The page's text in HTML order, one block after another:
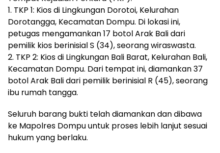
1. TKP 1: Kios di Lingkungan Dorotoi, Kelurahan
Dorotangga, Kecamatan Dompu. Di lokasi ini,
petugas mengamankan 17 botol Arak Bali dari
pemilik kios berinisial S (34), seorang wiraswasta.
2. TKP 2: Kios di Lingkungan Bali Barat, Kelurahan Bali,
Kecamatan Dompu. Dari tempat ini, diamankan 37
botol Arak Bali dari pemilik berinisial R (45), seorang
ibu rumah tangga.
Seluruh barang bukti telah diamankan dan dibawa
ke Mapolres Dompu untuk proses lebih lanjut sesuai
hukum yang berlaku.